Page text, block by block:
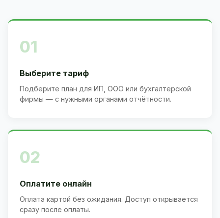
01
Выберите тариф
Подберите план для ИП, ООО или бухгалтерской
фирмы — с нужными органами отчётности.
02
Оплатите онлайн
Оплата картой без ожидания. Доступ открывается
сразу после оплаты.